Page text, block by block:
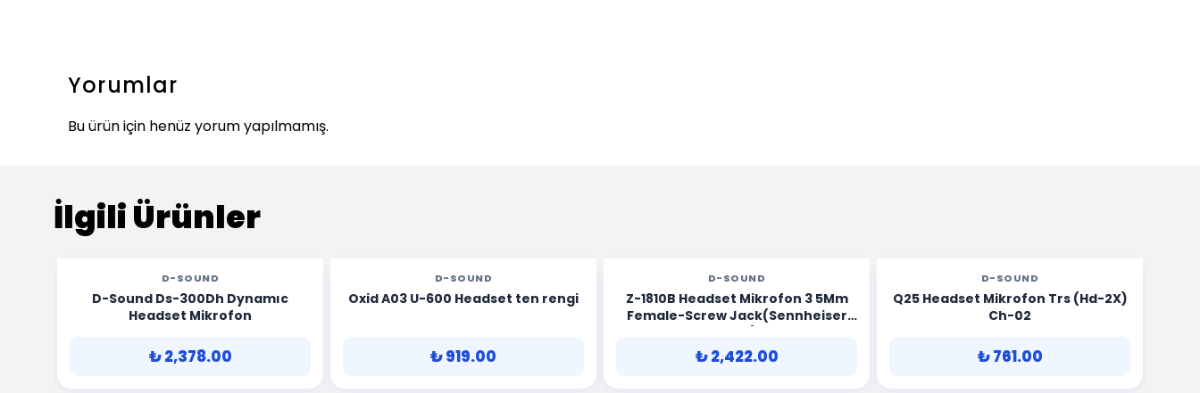
Yorumlar
Bu ürün için henüz yorum yapılmamış.
İlgili Ürünler
D-SOUND
D-Sound Ds-300Dh Dynamıc
Headset Mikrofon
₺ 2,378.00
D-SOUND
Oxid A03 U-600 Headset ten rengi
₺ 919.00
D-SOUND
Z-1810B Headset Mikrofon 3 5Mm
Female-Screw Jack(Sennheiser
₺ 2,422.00
D-SOUND
Q25 Headset Mikrofon Trs (Hd-2X)
Ch-02
₺ 761.00